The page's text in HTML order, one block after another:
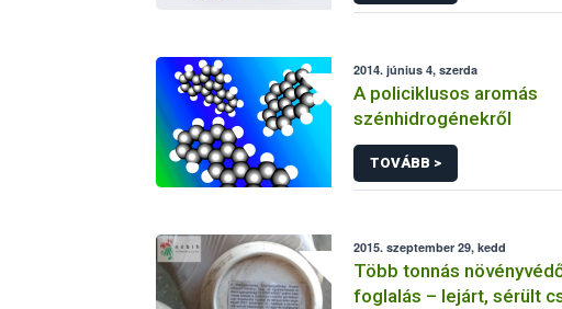
2014. június 4, szerda
A policiklusos aromás
szénhidrogénekről
TOVÁBB >
2015. szeptember 29, kedd
Több tonnás
foglalás – lejárt, sérült